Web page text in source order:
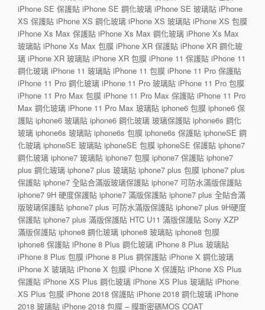
iPhone SE 保護貼 iPhone SE 鋼化玻璃 iPhone SE 玻璃貼 iPhone
XS 保護貼 iPhone XS 鋼化玻璃 iPhone XS 玻璃貼 iPhone XS 包膜
iPhone Xs Max 保護貼 iPhone Xs Max 鋼化玻璃 iPhone Xs Max
玻璃貼 iPhone Xs Max 包膜 iPhone XR 保護貼 iPhone XR 鋼化玻
璃 iPhone XR 玻璃貼 iPhone XR 包膜 iPhone 11 保護貼 iPhone 11
鋼化玻璃 iPhone 11 玻璃貼 iPhone 11 包膜 iPhone 11 Pro 保護貼
iPhone 11 Pro 鋼化玻璃 iPhone 11 Pro 玻璃貼 iPhone 11 Pro 包膜
iPhone 11 Pro Max 包膜 iPhone 11 Pro Max 保護貼 iPhone 11 Pro
Max 鋼化玻璃 iPhone 11 Pro Max 玻璃貼 iphone6 包膜 iphone6 保
護貼 iphone6 玻璃貼 iphone6 鋼化玻璃 玻璃保護貼 iphone6s 鋼化
玻璃 iphone6s 玻璃貼 iphone6s 包膜 iphone6s 保護貼 iphoneSE 鋼
化玻璃 iphoneSE 玻璃貼 iphoneSE 包膜 iphoneSE 保護貼 iphone7
鋼化玻璃 iphone7 玻璃貼 iphone7 包膜 iphone7 保護貼 iphone7
plus 鋼化玻璃 iphone7 plus 玻璃貼 iphone7 plus 包膜 iphone7 plus
保護貼 iphone7 全貼合滿版玻璃保護貼 iphone7 可防水滿版保護貼
iphone7 9H 硬度保護貼 iphone7 滿版保護貼 iphone7 plus 全貼合滿
版玻璃保護貼 iphone7 plus 可防水滿版保護貼 iphone7 plus 9H硬度
保護貼 iphone7 plus 滿版保護貼 HTC U11 滿版保護貼 Sony XZP
滿版保護貼 iphone8 鋼化玻璃 iphone8 玻璃貼 iphone8 包膜
iphone8 保護貼 iPhone 8 Plus 鋼化玻璃 iPhone 8 Plus 玻璃貼
iPhone 8 Plus 包膜 iPhone 8 Plus 鋼保護貼 iPhone X 鋼化玻璃
iPhone X 玻璃貼 iPhone X 包膜 iPhone X 保護貼 iPhone XS Plus
保護貼 iPhone XS Plus 鋼化玻璃 iPhone XS Plus 玻璃貼 iPhone
XS Plus 包膜 iPhone 2018 保護貼 iPhone 2018 鋼化玻璃 iPhone
2018 玻璃貼 iPhone 2018 包膜 – 膜斯密碼MOS COAT